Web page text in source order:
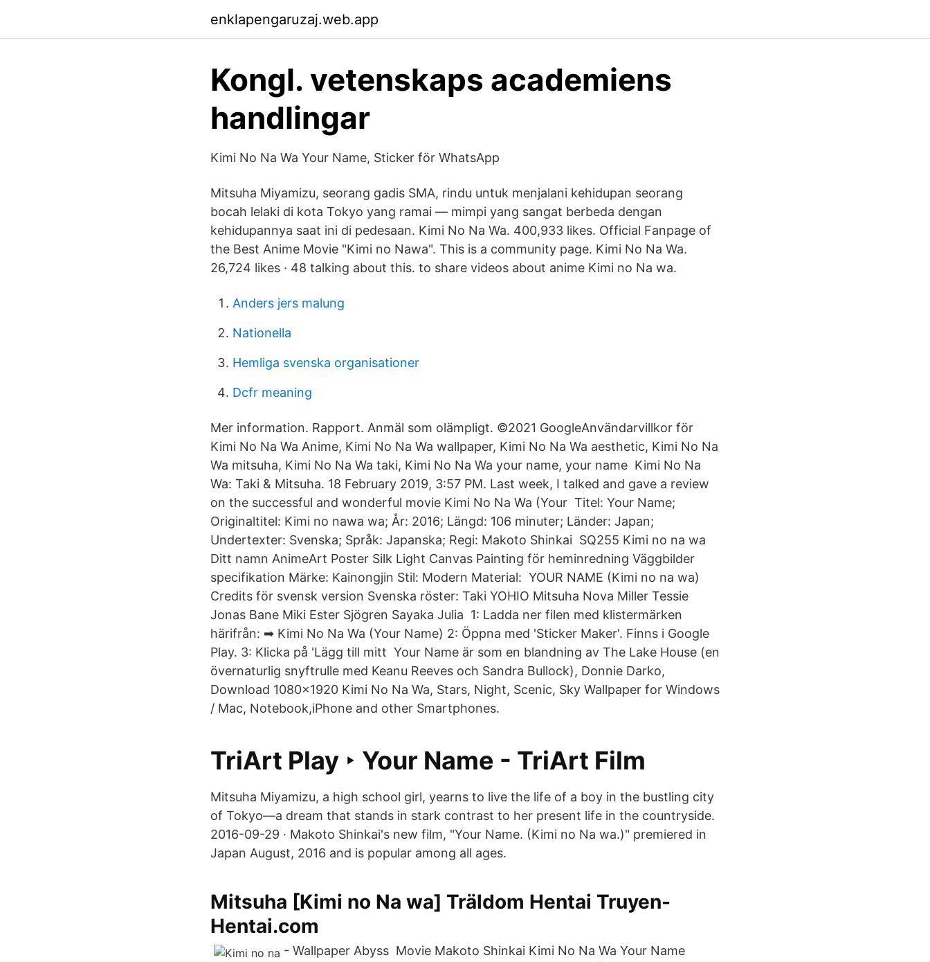
enklapengaruzaj.web.app
Kongl. vetenskaps academiens
handlingar
Kimi No Na Wa Your Name, Sticker för WhatsApp
Mitsuha Miyamizu, seorang gadis SMA, rindu untuk menjalani kehidupan seorang
bocah lelaki di kota Tokyo yang ramai — mimpi yang sangat berbeda dengan
kehidupannya saat ini di pedesaan. Kimi No Na Wa. 400,933 likes. Official Fanpage of
the Best Anime Movie "Kimi no Nawa". This is a community page. Kimi No Na Wa.
26,724 likes · 48 talking about this. to share videos about anime Kimi no Na wa.
Anders jers malung
Nationella
Hemliga svenska organisationer
Dcfr meaning
Mer information. Rapport. Anmäl som olämpligt. ©2021 GoogleAnvändarvillkor för
Kimi No Na Wa Anime, Kimi No Na Wa wallpaper, Kimi No Na Wa aesthetic, Kimi No Na
Wa mitsuha, Kimi No Na Wa taki, Kimi No Na Wa your name, your name Kimi No Na
Wa: Taki & Mitsuha. 18 February 2019, 3:57 PM. Last week, I talked and gave a review
on the successful and wonderful movie Kimi No Na Wa (Your Titel: Your Name;
Originaltitel: Kimi no nawa wa; År: 2016; Längd: 106 minuter; Länder: Japan;
Undertexter: Svenska; Språk: Japanska; Regi: Makoto Shinkai SQ255 Kimi no na wa
Ditt namn AnimeArt Poster Silk Light Canvas Painting för heminredning Väggbilder
specifikation Märke: Kainongjin Stil: Modern Material: YOUR NAME (Kimi no na wa)
Credits för svensk version Svenska röster: Taki YOHIO Mitsuha Nova Miller Tessie
Jonas Bane Miki Ester Sjögren Sayaka Julia 1: Ladda ner filen med klistermärken
härifrån: ➡ Kimi No Na Wa (Your Name) 2: Öppna med 'Sticker Maker'. Finns i Google
Play. 3: Klicka på 'Lägg till mitt Your Name är som en blandning av The Lake House (en
övernaturlig snyftrulle med Keanu Reeves och Sandra Bullock), Donnie Darko,
Download 1080x1920 Kimi No Na Wa, Stars, Night, Scenic, Sky Wallpaper for Windows
/ Mac, Notebook,iPhone and other Smartphones.
TriArt Play ‣ Your Name - TriArt Film
Mitsuha Miyamizu, a high school girl, yearns to live the life of a boy in the bustling city
of Tokyo—a dream that stands in stark contrast to her present life in the countryside.
2016-09-29 · Makoto Shinkai's new film, "Your Name. (Kimi no Na wa.)" premiered in
Japan August, 2016 and is popular among all ages.
Mitsuha [Kimi no Na wa] Träldom Hentai Truyen-
Hentai.com
- Wallpaper Abyss Movie Makoto Shinkai Kimi No Na Wa Your Name